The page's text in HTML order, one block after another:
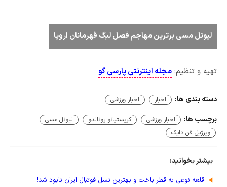
لیونل مسی برترین مهاجم فصل لیگ قهرمانان اروپا
تهیه و تنظیم: مجله اینترنتی پارسی گو
دسته بندی ها: اخبار اخبار ورزشی
برچسب ها: اخبار ورزشی کریستیانو رونالدو
لیونل مسی
ویرژیل فن دایک
بیشتر بخوانید:
قلعه نوعی به قطر باخت و بهترین نسل فوتبال ایران نابود شد!